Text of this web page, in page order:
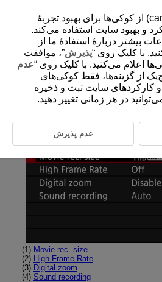
D180-103
Tab Menus: Movie
Shooting 1
(1) Movie rec. size
(2) High Frame Rate
(3) Digital zoom
(4) Sound recording
این سایت (cam.start.canon) از کوکی‌ها برای بهبود تجربۀ
و بهبود سایت استفاده می‌کند.
بیشتر دربارۀ استفادۀ ما از
با کلیک روی “پذیرش”، موافقت
اعلام می‌کنید. با کلیک روی “عدم
از گزینه‌ها، فقط کوکی‌های
کارکردهای سایت ثبت و ذخیره
در هر زمانی تغییر دهید.
عدم پذیرش